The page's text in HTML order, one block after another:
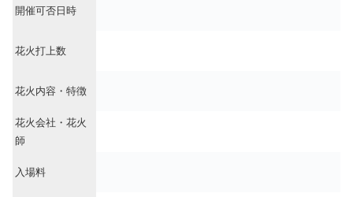
開催可否日時
花火打上数
花火内容・特徴
花火会社・花火
師
入場料